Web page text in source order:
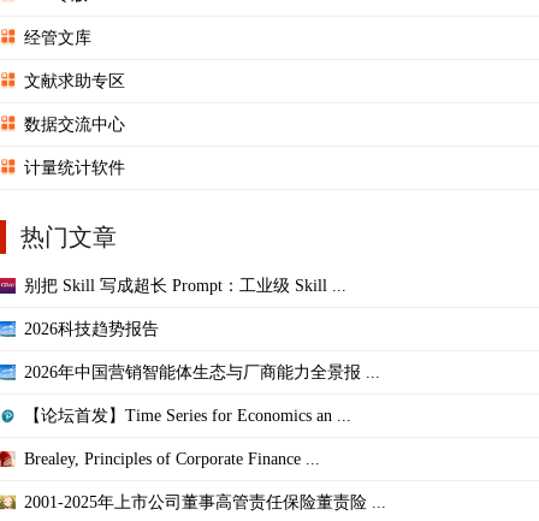
经管文库
文献求助专区
数据交流中心
计量统计软件
热门文章
别把 Skill 写成超长 Prompt：工业级 Skill ...
2026科技趋势报告
2026年中国营销智能体生态与厂商能力全景报 ...
【论坛首发】Time Series for Economics an ...
Brealey, Principles of Corporate Finance ...
2001-2025年上市公司董事高管责任保险董责险 ...